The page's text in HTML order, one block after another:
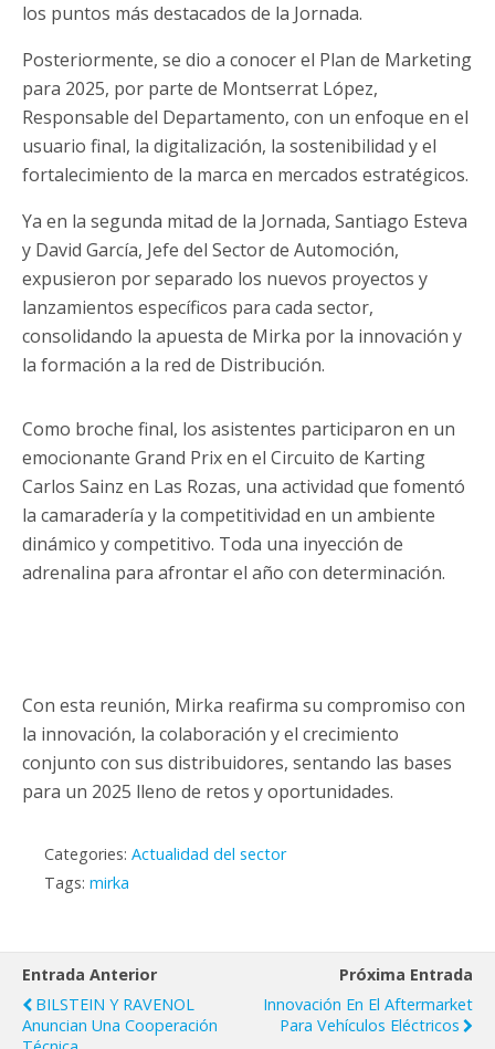
los puntos más destacados de la Jornada.
Posteriormente, se dio a conocer el Plan de Marketing
para 2025, por parte de Montserrat López,
Responsable del Departamento, con un enfoque en el
usuario final, la digitalización, la sostenibilidad y el
fortalecimiento de la marca en mercados estratégicos.
Ya en la segunda mitad de la Jornada, Santiago Esteva
y David García, Jefe del Sector de Automoción,
expusieron por separado los nuevos proyectos y
lanzamientos específicos para cada sector,
consolidando la apuesta de Mirka por la innovación y
la formación a la red de Distribución.
Como broche final, los asistentes participaron en un
emocionante Grand Prix en el Circuito de Karting
Carlos Sainz en Las Rozas, una actividad que fomentó
la camaradería y la competitividad en un ambiente
dinámico y competitivo. Toda una inyección de
adrenalina para afrontar el año con determinación.
Con esta reunión, Mirka reafirma su compromiso con
la innovación, la colaboración y el crecimiento
conjunto con sus distribuidores, sentando las bases
para un 2025 lleno de retos y oportunidades.
Categories: Actualidad del sector
Tags: mirka
Entrada Anterior
BILSTEIN Y RAVENOL
Anuncian Una Cooperación
Próxima Entrada
Innovación En El Aftermarket
Para Vehículos Eléctricos